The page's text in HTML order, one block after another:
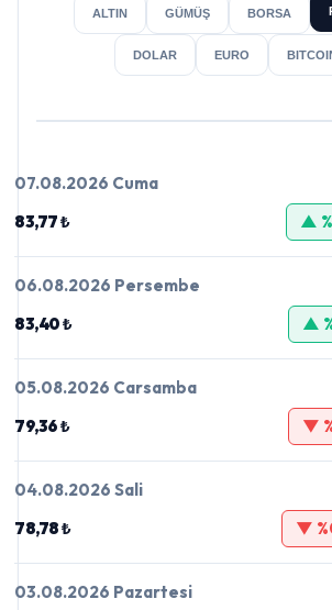
ALTIN GÜMÜŞ BORSA
DOLAR EURO
07.08.2026 Cuma
83,77 ₺
▲
06.08.2026 Persembe
83,40 ₺
▲
05.08.2026 Carsamba
79,36 ₺
▼
04.08.2026 Sali
78,78 ₺
▼
03.08.2026 Pazartesi